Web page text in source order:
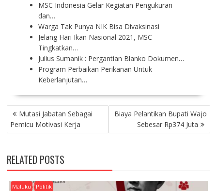
MSC Indonesia Gelar Kegiatan Pengukuran
dan…
Warga Tak Punya NIK Bisa Divaksinasi
Jelang Hari Ikan Nasional 2021, MSC
Tingkatkan…
Julius Sumanik : Pergantian Blanko Dokumen…
Program Perbaikan Perikanan Untuk
Keberlanjutan…
P
O
S
N
A
V
Mutasi Jabatan Sebagai
Pemicu Motivasi Kerja
Biaya Pelantikan Bupati Wajo
Sebesar Rp374 Juta
RELATED POSTS
Maluku Politik